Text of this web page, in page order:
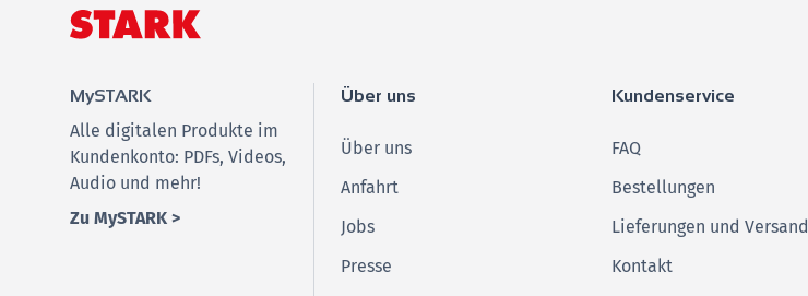
MySTARK
Alle digitalen Produkte im
Kundenkonto: PDFs, Videos,
Audio und mehr!
Zu MySTARK >
Über uns
Über uns
Anfahrt
Jobs
Presse
Kundenservice
FAQ
Bestellungen
Lieferungen und Versand
Kontakt